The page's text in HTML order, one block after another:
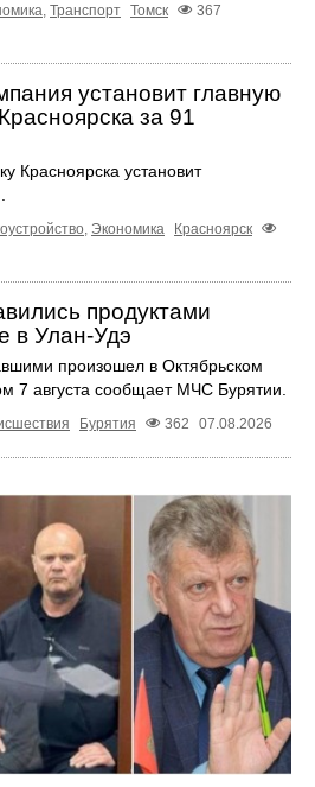
Транспорт Томск
367
установит главную
за 91
Красноярска установит
, Экономика
Красноярск
продуктами
в Улан-Удэ
произошел в Октябрьском
7 августа сообщает МЧС Бурятии.
Бурятия 362 07.08.2026